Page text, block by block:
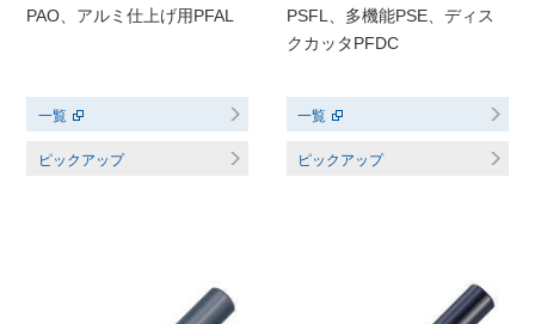
PAO、アルミ仕上げ用PFAL
一覧
ピックアップ
PSFL、多機能PSE、ディス
クカッタPFDC
一覧
ピックアップ